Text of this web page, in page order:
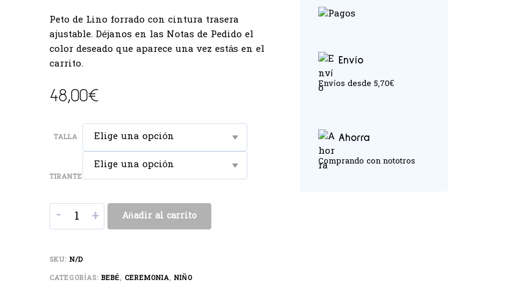
Peto de Lino forrado con cintura trasera
ajustable. Déjanos en las Notas de Pedido el
color deseado que aparece una vez estás en el
carrito.
48,00€
TALLA Elige una opción
TIRANTE
Elige una opción
- + Añadir al carrito
SKU: N/D
CATEGORÍAS: BEBÉ, CEREMONIA, NIÑO
Envío
Envíos desde 5,70€
Ahorra
Comprando con nototros